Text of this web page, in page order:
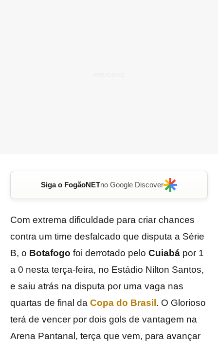
Siga o FogãoNETno Google Discover
Com extrema dificuldade para criar chances
contra um time desfalcado que disputa a Série
B, o Botafogo foi derrotado pelo Cuiabá por 1
a 0 nesta terça-feira, no Estádio Nilton Santos,
e saiu atrás na disputa por uma vaga nas
quartas de final da Copa do Brasil . O Glorioso
terá de vencer por dois gols de vantagem na
Arena Pantanal, terça que vem, para avançar